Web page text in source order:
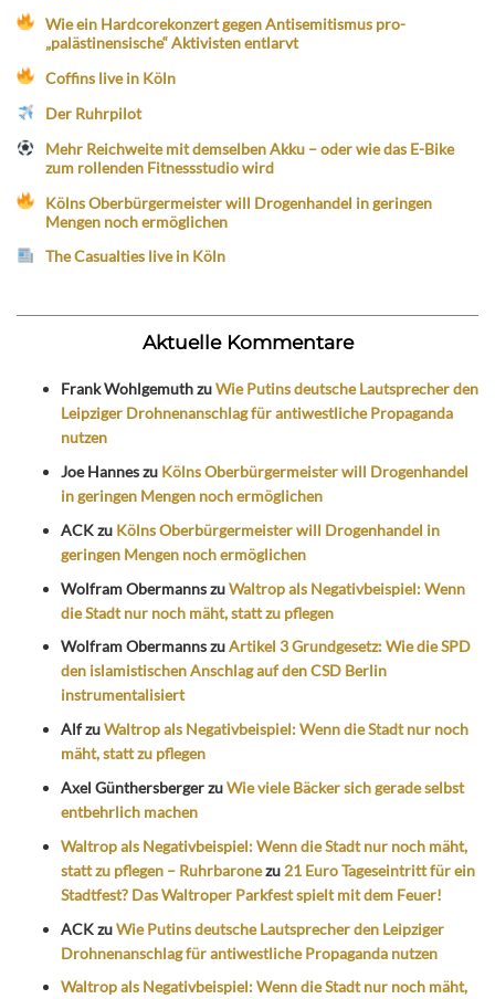
Wie ein Hardcorekonzert gegen Antisemitismus pro-
„palästinensische“ Aktivisten entlarvt
Coffins live in Köln
Der Ruhrpilot
Mehr Reichweite mit demselben Akku – oder wie das E-Bike
zum rollenden Fitnessstudio wird
Kölns Oberbürgermeister will Drogenhandel in geringen
Mengen noch ermöglichen
The Casualties live in Köln
Aktuelle Kommentare
Frank WohlgemuthzuWie Putins deutsche Lautsprecher den
Leipziger Drohnenanschlag für antiwestliche Propaganda
nutzen
Joe Hanneszu Kölns Oberbürgermeister will Drogenhandel
in geringen Mengen noch ermöglichen
ACKzu Kölns Oberbürgermeister will Drogenhandel in
geringen Mengen noch ermöglichen
Wolfram ObermannszuWaltrop als Negativbeispiel: Wenn
die Stadt nur noch mäht, statt zu pflegen
Wolfram ObermannszuArtikel 3 Grundgesetz: Wie die SPD
den islamistischen Anschlag auf den CSD Berlin
instrumentalisiert
AlfzuWaltrop als Negativbeispiel: Wenn die Stadt nur noch
mäht, statt zu pflegen
Axel GünthersbergerzuWie viele Bäcker sich gerade selbst
entbehrlich machen
Waltrop als Negativbeispiel: Wenn die Stadt nur noch mäht,
statt zu pflegen – Ruhrbaronezu 21 Euro Tageseintritt für ein
Stadtfest? Das Waltroper Parkfest spielt mit dem Feuer!
ACKzuWie Putins deutsche Lautsprecher den Leipziger
Drohnenanschlag für antiwestliche Propaganda nutzen
Waltrop als Negativbeispiel: Wenn die Stadt nur noch mäht,